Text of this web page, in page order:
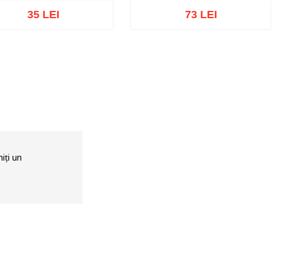
35 LEI 73 LEI
un